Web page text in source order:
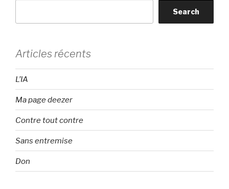
Search
Articles récents
L’IA
Ma page deezer
Contre tout contre
Sans entremise
Don